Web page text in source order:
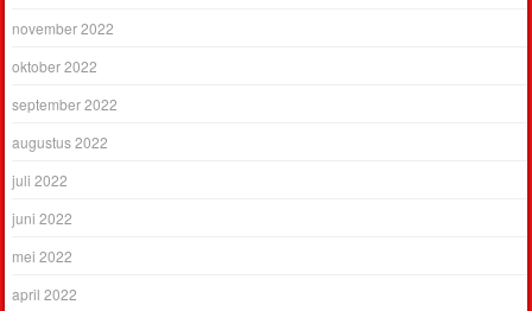
november 2022
oktober 2022
september 2022
augustus 2022
juli 2022
juni 2022
mei 2022
april 2022